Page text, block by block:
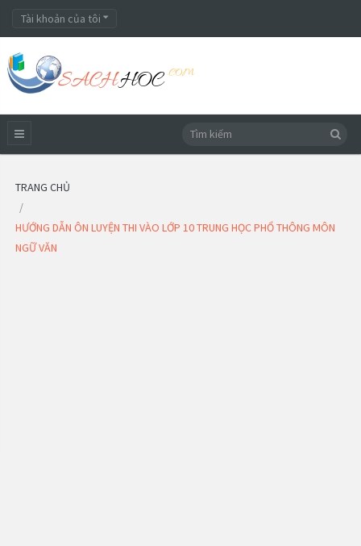
Tài khoản của tôi
TRANG CHỦ
HƯỚNG DẪN ÔN LUYỆN THI VÀO LỚP 10 TRUNG HỌC PHỔ THÔNG MÔN
NGỮ VĂN